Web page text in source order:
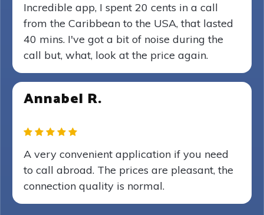
Incredible app, I spent 20 cents in a call
from the Caribbean to the USA, that lasted
40 mins. I've got a bit of noise during the
call but, what, look at the price again.
Annabel R.
A very convenient application if you need
to call abroad. The prices are pleasant, the
connection quality is normal.